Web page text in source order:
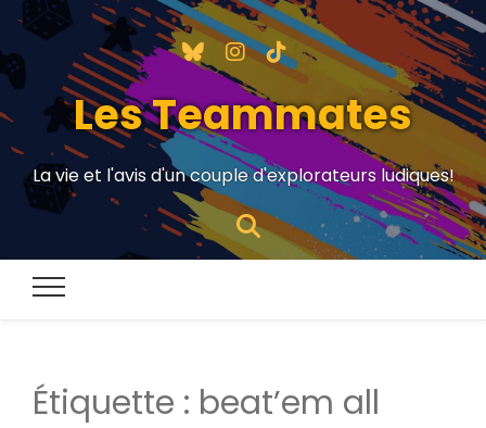
Les Teammates
La vie et l'avis d'un couple d'explorateurs ludiques!
Étiquette : beat’em all